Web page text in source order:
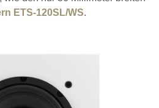
ETS-120SL/WS.